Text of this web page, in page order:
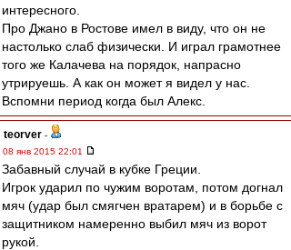
интересного.
Про Джано в Ростове имел в виду, что он не
настолько слаб физически. И играл грамотнее
того же Калачева на порядок, напрасно
утрируешь. А как он может я видел у нас.
Вспомни период когда был Алекс.
teorver -
08 янв 2015 22:01
Забавный случай в кубке Греции.
Игрок ударил по чужим воротам, потом догнал
мяч (удар был смягчен вратарем) и в борьбе с
защитником намеренно выбил мяч из ворот
рукой.